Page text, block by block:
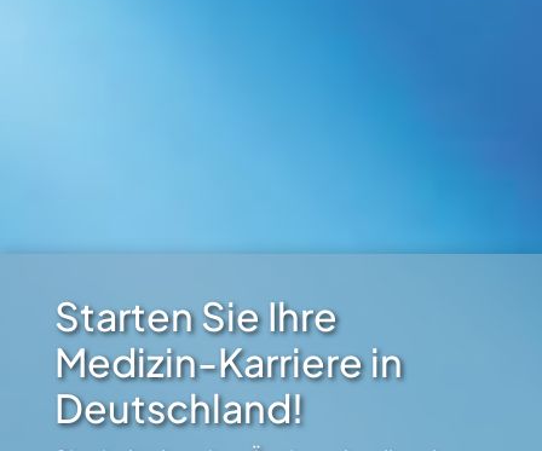
Starten Sie Ihre
Medizin-Karriere in
Deutschland!